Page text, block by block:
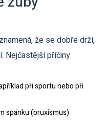
že se dobře drží,
Nejčastější příčiny
při sportu nebo při
spánku (bruxismus)